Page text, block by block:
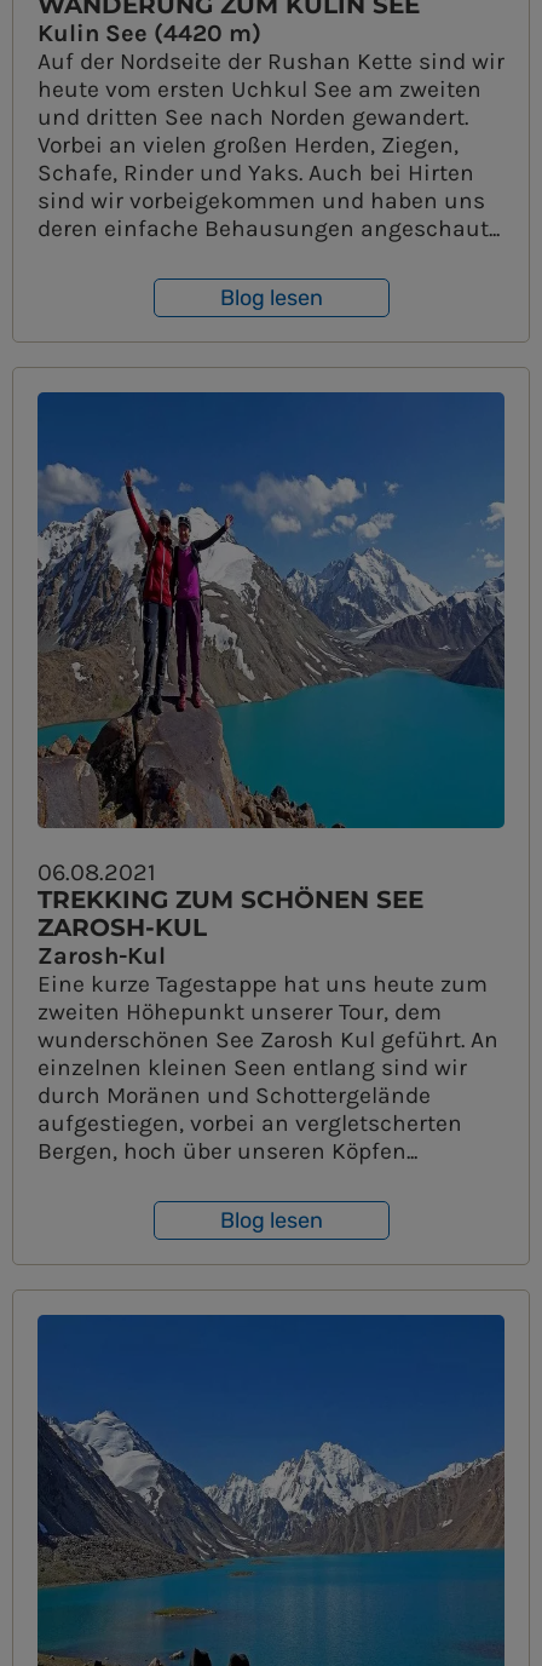
Kulin See (4420 m)
Auf der Nordseite der Rushan Kette sind wir
heute vom ersten Uchkul See am zweiten
und dritten See nach Norden gewandert.
Vorbei an vielen großen Herden, Ziegen,
Schafe, Rinder und Yaks. Auch bei Hirten
sind wir vorbeigekommen und haben uns
deren einfache Behausungen angeschaut...
Blog lesen
06.08.2021
TREKKING ZUM SCHÖNEN SEE
ZAROSH-KUL
Zarosh-Kul
Eine kurze Tagestappe hat uns heute zum
zweiten Höhepunkt unserer Tour, dem
wunderschönen See Zarosh Kul geführt. An
einzelnen kleinen Seen entlang sind wir
durch Moränen und Schottergelände
aufgestiegen, vorbei an vergletscherten
Bergen, hoch über unseren Köpfen...
Blog lesen